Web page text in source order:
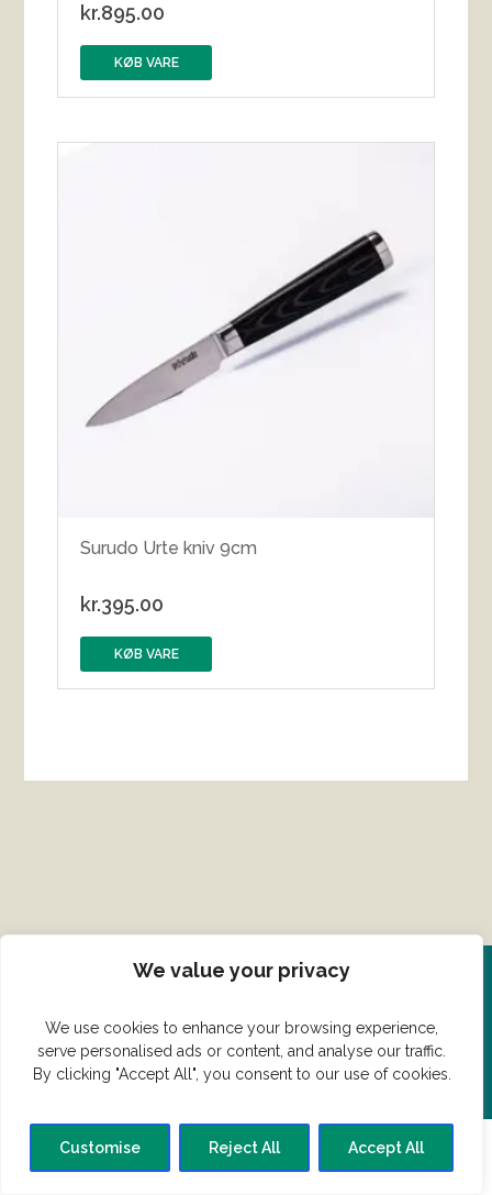
We value your privacy
We use cookies to enhance your browsing experience,
serve personalised ads or content, and analyse our traffic.
By clicking "Accept All", you consent to our use of cookies.
Customise Reject All Accept All
kr.895.00
KØB VARE
Surudo Urte kniv 9cm
kr.395.00
KØB VARE
Har du en konge ret du vil dele?